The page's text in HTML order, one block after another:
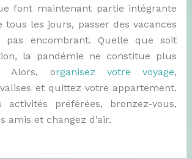
font maintenant partie intégrante
tous les jours, passer des vacances
pas encombrant. Quelle que soit
la pandémie ne constitue plus
Alors, organisez votre voyage,
et quittez votre appartement.
activités préférées, bronzez-vous,
amis et changez d’air.